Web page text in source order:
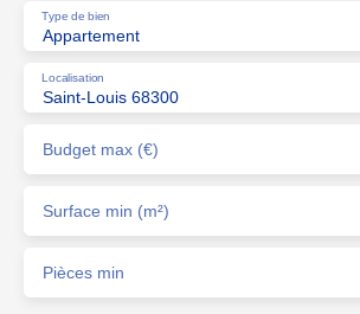
Appartement
Type de bien
Saint-Louis 68300
Localisation
Budget max (€)
Surface min (m²)
Pièces min